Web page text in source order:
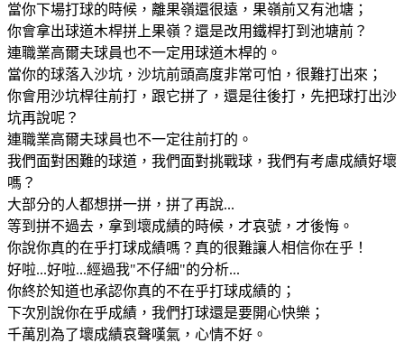
當你下場打球的時候，離果嶺還很遠，果嶺前又有池塘；
你會拿出球道木桿拼上果嶺？還是改用鐵桿打到池塘前？
連職業高爾夫球員也不一定用球道木桿的。
當你的球落入沙坑，沙坑前頭高度非常可怕，很難打出來；
你會用沙坑桿往前打，跟它拼了，還是往後打，先把球打出沙
坑再說呢？
連職業高爾夫球員也不一定往前打的。
我們面對困難的球道，我們面對挑戰球，我們有考慮成績好壞
嗎？
大部分的人都想拼一拼，拼了再說...
等到拼不過去，拿到壞成績的時候，才哀號，才後悔。
你說你真的在乎打球成績嗎？真的很難讓人相信你在乎！
好啦...好啦...經過我"不仔細"的分析...
你終於知道也承認你真的不在乎打球成績的；
下次別說你在乎成績，我們打球還是要開心快樂；
千萬別為了壞成績哀聲嘆氣，心情不好。